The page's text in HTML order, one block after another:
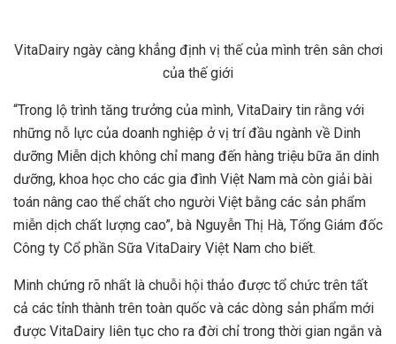
VitaDairy ngày càng khẳng định vị thế của mình trên sân chơi
của thế giới
“Trong lộ trình tăng trưởng của mình, VitaDairy tin rằng với
những nỗ lực của doanh nghiệp ở vị trí đầu ngành về Dinh
dưỡng Miễn dịch không chỉ mang đến hàng triệu bữa ăn dinh
dưỡng, khoa học cho các gia đình Việt Nam mà còn giải bài
toán nâng cao thể chất cho người Việt bằng các sản phẩm
miễn dịch chất lượng cao”, bà Nguyễn Thị Hà, Tổng Giám đốc
Công ty Cổ phần Sữa VitaDairy Việt Nam cho biết.
Minh chứng rõ nhất là chuỗi hội thảo được tổ chức trên tất
cả các tỉnh thành trên toàn quốc và các dòng sản phẩm mới
được VitaDairy liên tục cho ra đời chỉ trong thời gian ngắn và